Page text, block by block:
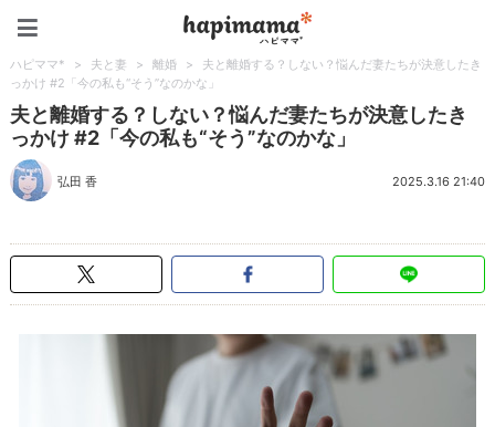
ハピママ* > 夫と妻 > 離婚 >
夫と離婚する？しない？悩んだ妻たちが決意したき
っかけ #2「今の私も“そう”なのかな」
夫と離婚する？しない？悩んだ妻たちが決意したき
っかけ #2「今の私も“そう”なのかな」
弘田 香 2025.3.16 21:40